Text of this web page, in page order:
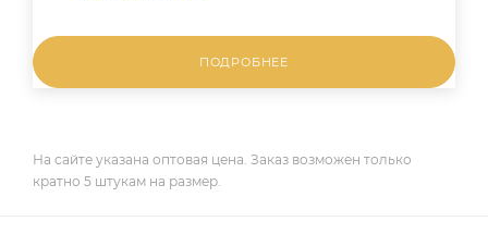
ПОДРОБНЕЕ
На сайте указана оптовая цена. Заказ возможен только
кратно 5 штукам на размер.